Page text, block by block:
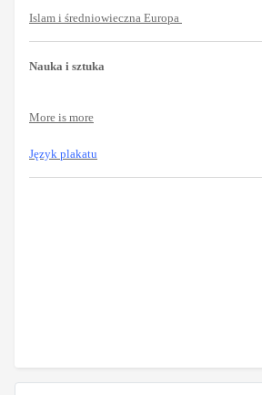
Islam i średniowieczna Europa
Nauka i sztuka
More is more
Język plakatu